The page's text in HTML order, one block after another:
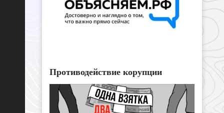
Противодействие корупции